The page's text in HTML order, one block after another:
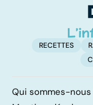
RECETTES
Qui sommes-nous